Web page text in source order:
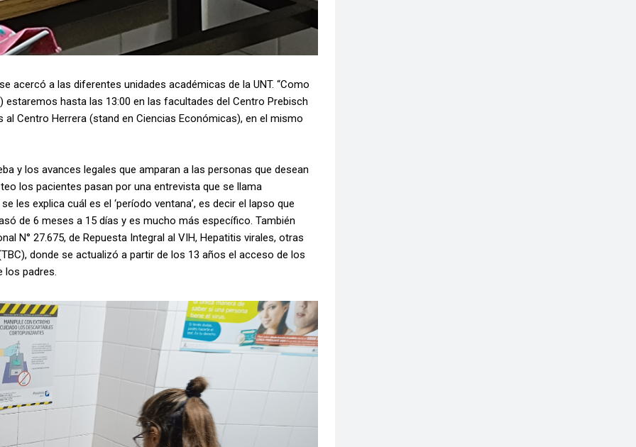
acercó a las diferentes unidades académicas de la UNT. “Como
hasta las 13:00 en las facultades del Centro Prebisch
Centro Herrera (stand en Ciencias Económicas), en el mismo
y los avances legales que amparan a las personas que desean
los pacientes pasan por una entrevista que se llama
les explica cuál es el ‘período ventana’, es decir el lapso que
de 6 meses a 15 días y es mucho más específico. También
N° 27.675, de Repuesta Integral al VIH, Hepatitis virales, otras
donde se actualizó a partir de los 13 años el acceso de los
los padres.